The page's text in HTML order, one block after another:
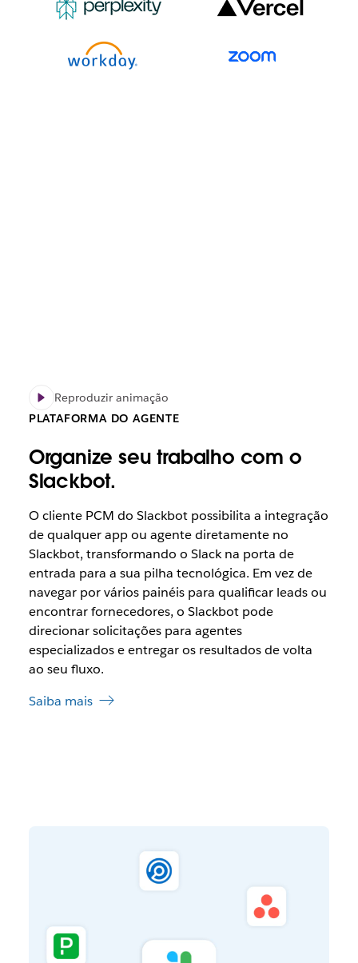
Reproduzir animação
PLATAFORMA DO AGENTE
Organize seu trabalho com o
Slackbot.
O cliente PCM do Slackbot possibilita a integração
de qualquer app ou agente diretamente no
Slackbot, transformando o Slack na porta de
entrada para a sua pilha tecnológica. Em vez de
navegar por vários painéis para qualificar leads ou
encontrar fornecedores, o Slackbot pode
direcionar solicitações para agentes
especializados e entregar os resultados de volta
ao seu fluxo.
Saiba mais